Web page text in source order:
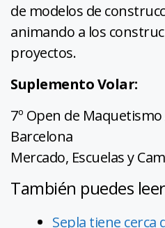
de modelos de
animando a los
proyectos.
Suplemento Volar:
7º Open de
Barcelona
Mercado, Escuelas y
También puedes
Sepla tiene cerca